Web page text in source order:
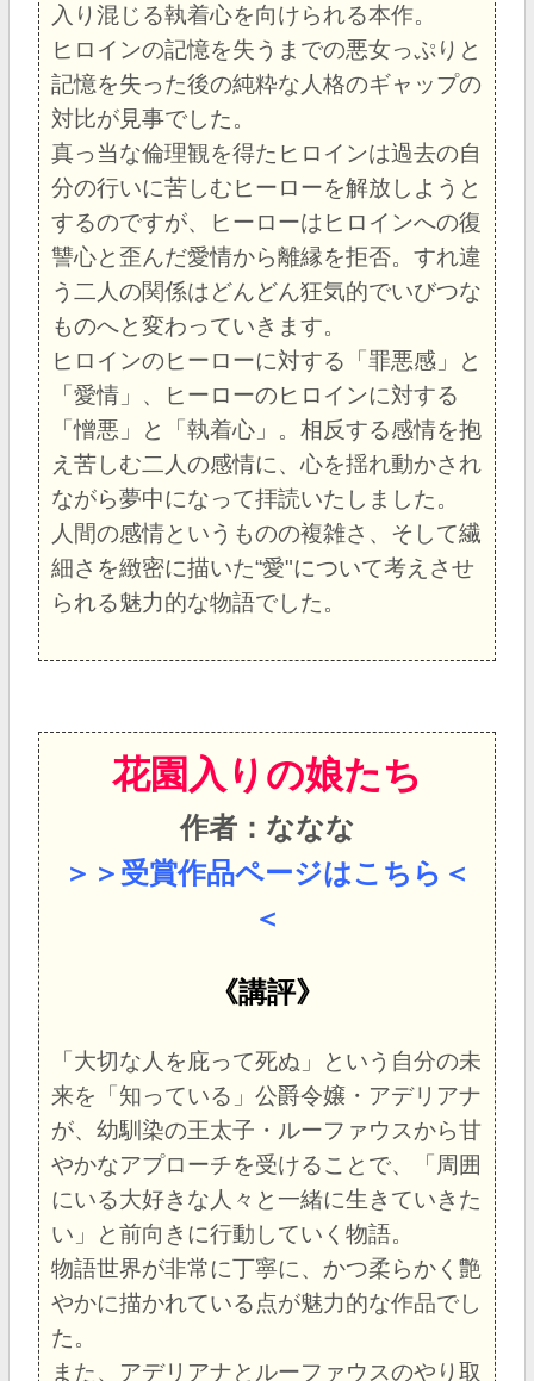
入り混じる執着心を向けられる本作。
ヒロインの記憶を失うまでの悪女っぷりと
記憶を失った後の純粋な人格のギャップの
対比が見事でした。
真っ当な倫理観を得たヒロインは過去の自
分の行いに苦しむヒーローを解放しようと
するのですが、ヒーローはヒロインへの復
讐心と歪んだ愛情から離縁を拒否。すれ違
う二人の関係はどんどん狂気的でいびつな
ものへと変わっていきます。
ヒロインのヒーローに対する「罪悪感」と
「愛情」、ヒーローのヒロインに対する
「憎悪」と「執着心」。相反する感情を抱
え苦しむ二人の感情に、心を揺れ動かされ
ながら夢中になって拝読いたしました。
人間の感情というものの複雑さ、そして繊
細さを緻密に描いた“愛"について考えさせ
られる魅力的な物語でした。
花園入りの娘たち
作者：ななな
＞＞受賞作品ページはこちら＜
＜
《講評》
「大切な人を庇って死ぬ」という自分の未
来を「知っている」公爵令嬢・アデリアナ
が、幼馴染の王太子・ルーファウスから甘
やかなアプローチを受けることで、「周囲
にいる大好きな人々と一緒に生きていきた
い」と前向きに行動していく物語。
物語世界が非常に丁寧に、かつ柔らかく艶
やかに描かれている点が魅力的な作品でし
た。
また、アデリアナとルーファウスのやり取